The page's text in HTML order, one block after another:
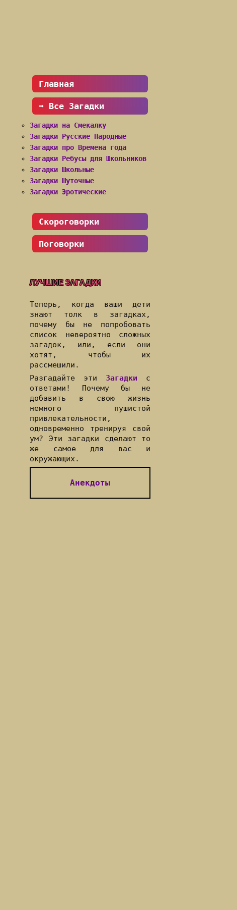
Главная
➡ Все Загадки
Загадки на Смекалку
Загадки Русские Народные
Загадки про Времена года
Загадки Ребусы для Школьников
Загадки Школьные
Загадки Шуточные
Загадки Эротические
Скороговорки
Поговорки
ЛУЧШИЕ ЗАГАДКИ
Теперь, когда ваши дети
знают толк в загадках,
почему бы не попробовать
список невероятно сложных
загадок, или, если они
хотят, чтобы их
рассмешили.
Разгадайте эти Загадки с
ответами! Почему бы не
добавить в свою жизнь
немного пушистой
привлекательности,
одновременно тренируя свой
ум? Эти загадки сделают то
же самое для вас и
окружающих.
Анекдоты